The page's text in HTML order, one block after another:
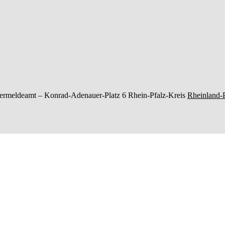
– Konrad-Adenauer-Platz 6 Rhein-Pfalz-Kreis Rheinland-